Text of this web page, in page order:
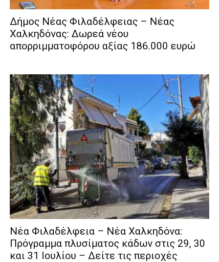
Δήμος Νέας Φιλαδέλφειας – Νέας
Χαλκηδόνας: Δωρεά νέου
απορριμματοφόρου αξίας 186.000 ευρώ
Νέα Φιλαδέλφεια – Νέα Χαλκηδόνα:
Πρόγραμμα πλυσίματος κάδων στις 29, 30
και 31 Ιουλίου – Δείτε τις περιοχές